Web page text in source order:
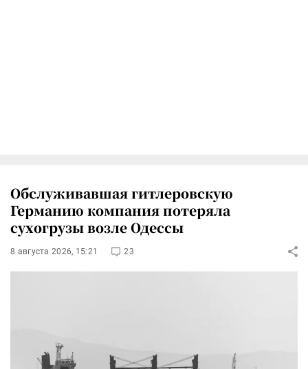
Обслуживавшая гитлеровскую
Германию компания потеряла
сухогрузы возле Одессы
8 августа 2026, 15:21 23